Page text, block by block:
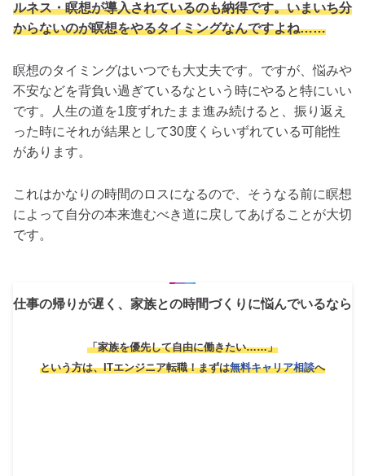
ルネス・瞑想が導入されているのも納得です。いまいち分
からないのが瞑想をやるタイミングなんですよね……
瞑想のタイミングはいつでも大丈夫です。ですが、悩みや
不安などを背負い過ぎているなという時にやると特にいい
です。人生の道を1度ずれたまま進み続けると、振り返え
った時にそれが結果として30度くらいずれている可能性
があります。
これはかなりの時間のロスになるので、そうなる前に瞑想
によって自分の本来進むべき道に戻してあげることが大切
です。
仕事の帰りが遅く、家族との時間づくりに悩んでいるなら
「家族を優先して自由に働きたい……」
という方は、ITエンジニア転職！まずは無料キャリア相談へ